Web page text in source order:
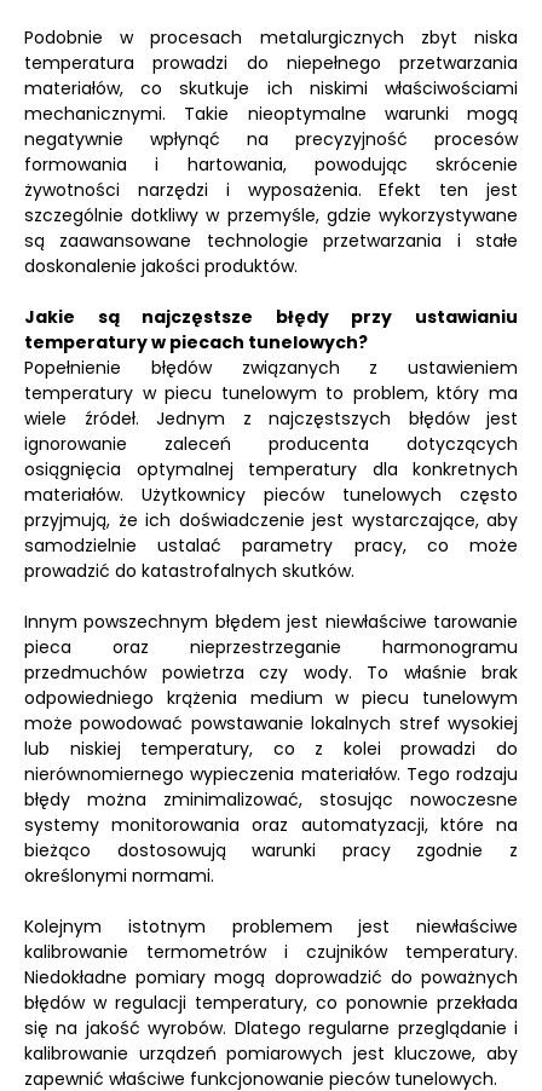
Podobnie w procesach metalurgicznych zbyt niska
temperatura prowadzi do niepełnego przetwarzania
materiałów, co skutkuje ich niskimi właściwościami
mechanicznymi. Takie nieoptymalne warunki mogą
negatywnie wpłynąć na precyzyjność procesów
formowania i hartowania, powodując skrócenie
żywotności narzędzi i wyposażenia. Efekt ten jest
szczególnie dotkliwy w przemyśle, gdzie wykorzystywane
są zaawansowane technologie przetwarzania i stałe
doskonalenie jakości produktów.
Jakie są najczęstsze błędy przy ustawianiu
temperatury w piecach tunelowych?
Popełnienie błędów związanych z ustawieniem
temperatury w piecu tunelowym to problem, który ma
wiele źródeł. Jednym z najczęstszych błędów jest
ignorowanie zaleceń producenta dotyczących
osiągnięcia optymalnej temperatury dla konkretnych
materiałów. Użytkownicy pieców tunelowych często
przyjmują, że ich doświadczenie jest wystarczające, aby
samodzielnie ustalać parametry pracy, co może
prowadzić do katastrofalnych skutków.
Innym powszechnym błędem jest niewłaściwe tarowanie
pieca oraz nieprzestrzeganie harmonogramu
przedmuchów powietrza czy wody. To właśnie brak
odpowiedniego krążenia medium w piecu tunelowym
może powodować powstawanie lokalnych stref wysokiej
lub niskiej temperatury, co z kolei prowadzi do
nierównomiernego wypieczenia materiałów. Tego rodzaju
błędy można zminimalizować, stosując nowoczesne
systemy monitorowania oraz automatyzacji, które na
bieżąco dostosowują warunki pracy zgodnie z
określonymi normami.
Kolejnym istotnym problemem jest niewłaściwe
kalibrowanie termometrów i czujników temperatury.
Niedokładne pomiary mogą doprowadzić do poważnych
błędów w regulacji temperatury, co ponownie przekłada
się na jakość wyrobów. Dlatego regularne przeglądanie i
kalibrowanie urządzeń pomiarowych jest kluczowe, aby
zapewnić właściwe funkcjonowanie pieców tunelowych.